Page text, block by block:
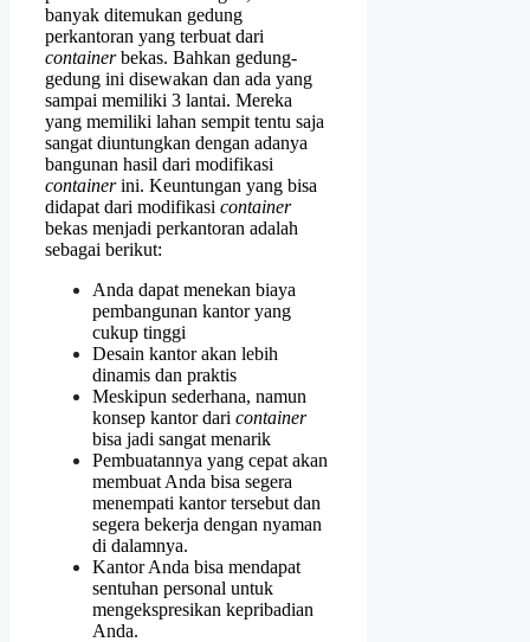
banyak ditemukan gedung
perkantoran yang terbuat dari
containerbekas. Bahkan gedung-
gedung ini disewakan dan ada yang
sampai memiliki 3 lantai. Mereka
yang memiliki lahan sempit tentu saja
sangat diuntungkan dengan adanya
bangunan hasil dari modifikasi
containerini. Keuntungan yang bisa
didapat dari modifikasi container
bekas menjadi perkantoran adalah
sebagai berikut:
Anda dapat menekan biaya
pembangunan kantor yang
cukup tinggi
Desain kantor akan lebih
dinamis dan praktis
Meskipun sederhana, namun
konsep kantor dari container
bisa jadi sangat menarik
Pembuatannya yang cepat akan
membuat Anda bisa segera
menempati kantor tersebut dan
segera bekerja dengan nyaman
di dalamnya.
Kantor Anda bisa mendapat
sentuhan personal untuk
mengekspresikan kepribadian
Anda.